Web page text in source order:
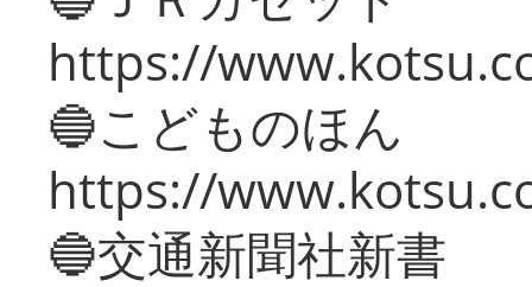
https://
🔵こどものほん
https://
🔵交通新聞社新書